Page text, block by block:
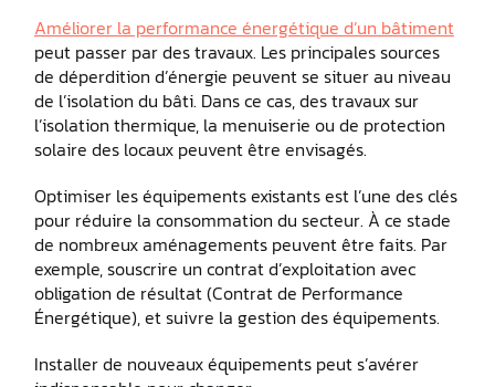
Améliorer la performance énergétique d’un bâtiment
peut passer par des travaux. Les principales sources
de déperdition d’énergie peuvent se situer au niveau
de l’isolation du bâti. Dans ce cas, des travaux sur
l’isolation thermique, la menuiserie ou de protection
solaire des locaux peuvent être envisagés.
Optimiser les équipements existants est l’une des clés
pour réduire la consommation du secteur. À ce stade
de nombreux aménagements peuvent être faits. Par
exemple, souscrire un contrat d’exploitation avec
obligation de résultat (Contrat de Performance
Énergétique), et suivre la gestion des équipements.
Installer de nouveaux équipements peut s’avérer